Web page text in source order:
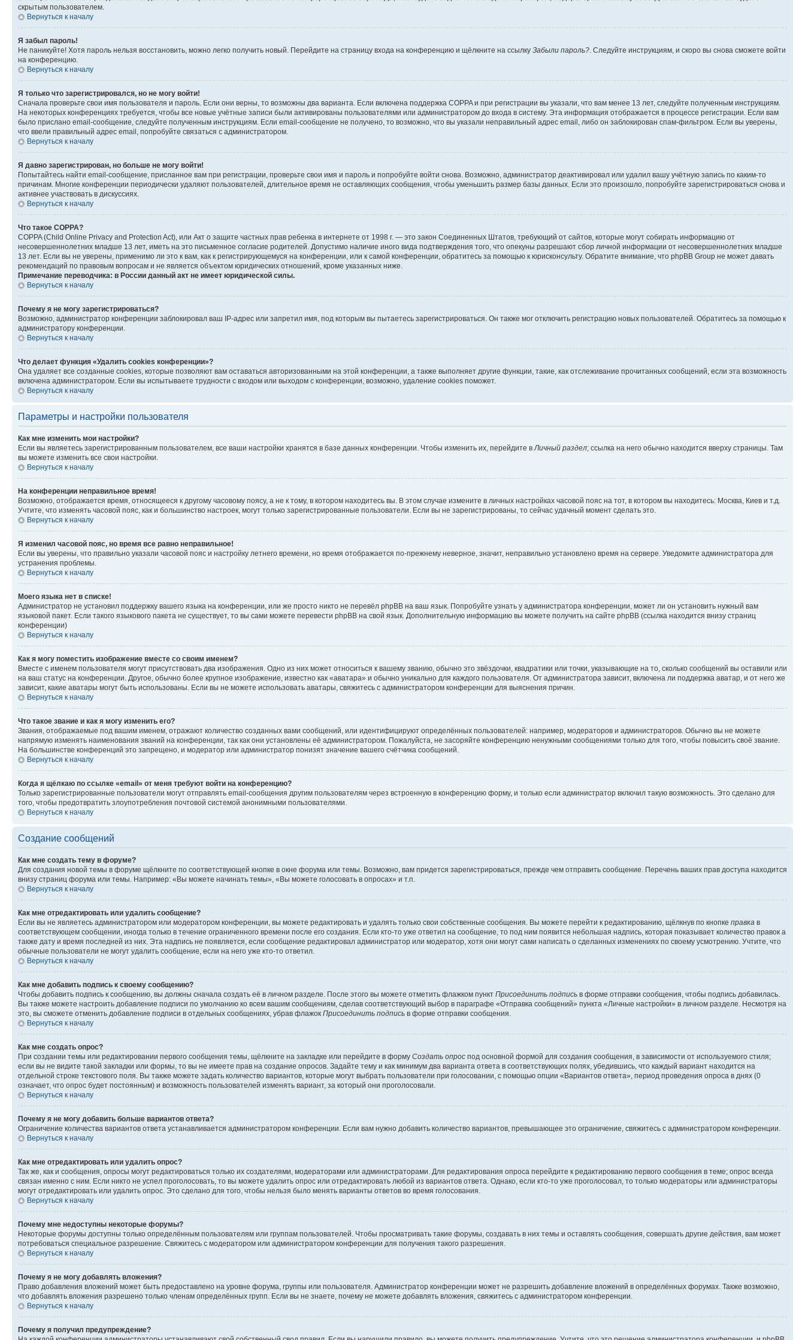
скрытым пользователем.
Вернуться к началу
Я забыл пароль!
Не паникуйте! Хотя пароль нельзя восстановить, можно легко получить новый. Перейдите на страницу входа на конференцию и щёлкните на ссылку Забыли пароль? . Следуйте инструкциям, и скоро вы снова сможете войти
на конференцию.
Вернуться к началу
Я только что зарегистрировался, но не могу войти!
Сначала проверьте свои имя пользователя и пароль. Если они верны, то возможны два варианта. Если включена поддержка COPPA и при регистрации вы указали, что вам менее 13 лет, следуйте полученным инструкциям.
На некоторых конференциях требуется, чтобы все новые учётные записи были активированы пользователями или администратором до входа в систему. Эта информация отображается в процессе регистрации. Если вам
было прислано email-сообщение, следуйте полученным инструкциям. Если email-сообщение не получено, то возможно, что вы указали неправильный адрес email, либо он заблокирован спам-фильтром. Если вы уверены,
что ввели правильный адрес email, попробуйте связаться с администратором.
Вернуться к началу
Я давно зарегистрирован, но больше не могу войти!
Попытайтесь найти email-сообщение, присланное вам при регистрации, проверьте свои имя и пароль и попробуйте войти снова. Возможно, администратор деактивировал или удалил вашу учётную запись по каким-то
причинам. Многие конференции периодически удаляют пользователей, длительное время не оставляющих сообщения, чтобы уменьшить размер базы данных. Если это произошло, попробуйте зарегистрироваться снова и
активнее участвовать в дискуссиях.
Вернуться к началу
Что такое COPPA?
COPPA (Child Online Privacy and Protection Act), или Акт о защите частных прав ребенка в интернете от 1998 г. — это закон Соединенных Штатов, требующий от сайтов, которые могут собирать информацию от
несовершеннолетних младше 13 лет, иметь на это письменное согласие родителей. Допустимо наличие иного вида подтверждения того, что опекуны разрешают сбор личной информации от несовершеннолетних младше
13 лет. Если вы не уверены, применимо ли это к вам, как к регистрирующемуся на конференции, или к самой конференции, обратитесь за помощью к юрисконсульту. Обратите внимание, что phpBB Group не может давать
рекомендаций по правовым вопросам и не является объектом юридических отношений, кроме указанных ниже.
Примечание переводчика: в России данный акт не имеет юридической силы.
Вернуться к началу
Почему я не могу зарегистрироваться?
Возможно, администратор конференции заблокировал ваш IP-адрес или запретил имя, под которым вы пытаетесь зарегистрироваться. Он также мог отключить регистрацию новых пользователей. Обратитесь за помощью к
администратору конференции.
Вернуться к началу
Что делает функция «Удалить cookies конференции»?
Она удаляет все созданные cookies, которые позволяют вам оставаться авторизованными на этой конференции, а также выполняет другие функции, такие, как отслеживание прочитанных сообщений, если эта возможность
включена администратором. Если вы испытываете трудности с входом или выходом с конференции, возможно, удаление cookies поможет.
Вернуться к началу
Параметры и настройки пользователя
Как мне изменить мои настройки?
Если вы являетесь зарегистрированным пользователем, все ваши настройки хранятся в базе данных конференции. Чтобы изменить их, перейдите в Личный раздел; ссылка на него обычно находится вверху страницы. Там
вы можете изменить все свои настройки.
Вернуться к началу
На конференции неправильное время!
Возможно, отображается время, относящееся к другому часовому поясу, а не к тому, в котором находитесь вы. В этом случае измените в личных настройках часовой пояс на тот, в котором вы находитесь: Москва, Киев и т.д.
Учтите, что изменять часовой пояс, как и большинство настроек, могут только зарегистрированные пользователи. Если вы не зарегистрированы, то сейчас удачный момент сделать это.
Вернуться к началу
Я изменил часовой пояс, но время все равно неправильное!
Если вы уверены, что правильно указали часовой пояс и настройку летнего времени, но время отображается по-прежнему неверное, значит, неправильно установлено время на сервере. Уведомите администратора для
устранения проблемы.
Вернуться к началу
Моего языка нет в списке!
Администратор не установил поддержку вашего языка на конференции, или же просто никто не перевёл phpBB на ваш язык. Попробуйте узнать у администратора конференции, может ли он установить нужный вам
языковой пакет. Если такого языкового пакета не существует, то вы сами можете перевести phpBB на свой язык. Дополнительную информацию вы можете получить на сайте phpBB (ссылка находится внизу страниц
конференции)
Вернуться к началу
Как я могу поместить изображение вместе со своим именем?
Вместе с именем пользователя могут присутствовать два изображения. Одно из них может относиться к вашему званию, обычно это звёздочки, квадратики или точки, указывающие на то, сколько сообщений вы оставили или
на ваш статус на конференции. Другое, обычно более крупное изображение, известно как «аватара» и обычно уникально для каждого пользователя. От администратора зависит, включена ли поддержка аватар, и от него же
зависит, какие аватары могут быть использованы. Если вы не можете использовать аватары, свяжитесь с администратором конференции для выяснения причин.
Вернуться к началу
Что такое звание и как я могу изменить его?
Звания, отображаемые под вашим именем, отражают количество созданных вами сообщений, или идентифицируют определённых пользователей: например, модераторов и администраторов. Обычно вы не можете
напрямую изменять наименования званий на конференции, так как они установлены её администратором. Пожалуйста, не засоряйте конференцию ненужными сообщениями только для того, чтобы повысить своё звание.
На большинстве конференций это запрещено, и модератор или администратор понизят значение вашего счётчика сообщений.
Вернуться к началу
Когда я щёлкаю по ссылке «email» от меня требуют войти на конференцию?
Только зарегистрированные пользователи могут отправлять email-сообщения другим пользователям через встроенную в конференцию форму, и только если администратор включил такую возможность. Это сделано для
того, чтобы предотвратить злоупотребления почтовой системой анонимными пользователями.
Вернуться к началу
Создание сообщений
Как мне создать тему в форуме?
Для создания новой темы в форуме щёлкните по соответствующей кнопке в окне форума или темы. Возможно, вам придется зарегистрироваться, прежде чем отправить сообщение. Перечень ваших прав доступа находится
внизу страниц форума или темы. Например: «Вы можете начинать темы», «Вы можете голосовать в опросах» и т.п.
Вернуться к началу
Как мне отредактировать или удалить сообщение?
Если вы не являетесь администратором или модератором конференции, вы можете редактировать и удалять только свои собственные сообщения. Вы можете перейти к редактированию, щёлкнув по кнопке правка в
соответствующем сообщении, иногда только в течение ограниченного времени после его создания. Если кто-то уже ответил на сообщение, то под ним появится небольшая надпись, которая показывает количество правок а
также дату и время последней из них. Эта надпись не появляется, если сообщение редактировал администратор или модератор, хотя они могут сами написать о сделанных изменениях по своему усмотрению. Учтите, что
обычные пользователи не могут удалить сообщение, если на него уже кто-то ответил.
Вернуться к началу
Как мне добавить подпись к своему сообщению?
Чтобы добавить подпись к сообщению, вы должны сначала создать её в личном разделе. После этого вы можете отметить флажком пункт Присоединить подпись в форме отправки сообщения, чтобы подпись добавилась.
Вы также можете настроить добавление подписи по умолчанию ко всем вашим сообщениям, сделав соответствующий выбор в параграфе «Отправка сообщений» пункта «Личные настройки» в личном разделе. Несмотря на
это, вы сможете отменить добавление подписи в отдельных сообщениях, убрав флажок Присоединить подпись в форме отправки сообщения.
Вернуться к началу
Как мне создать опрос?
При создании темы или редактировании первого сообщения темы, щёлкните на закладке или перейдите в форму Создать опрос под основной формой для создания сообщения, в зависимости от используемого стиля;
если вы не видите такой закладки или формы, то вы не имеете прав на создание опросов. Задайте тему и как минимум два варианта ответа в соответствующих полях, убедившись, что каждый вариант находится на
отдельной строке текстового поля. Вы также можете задать количество вариантов, которые могут выбрать пользователи при голосовании, с помощью опции «Вариантов ответа», период проведения опроса в днях (0
означает, что опрос будет постоянным) и возможность пользователей изменять вариант, за который они проголосовали.
Вернуться к началу
Почему я не могу добавить больше вариантов ответа?
Ограничение количества вариантов ответа устанавливается администратором конференции. Если вам нужно добавить количество вариантов, превышающее это ограничение, свяжитесь с администратором конференции.
Вернуться к началу
Как мне отредактировать или удалить опрос?
Так же, как и сообщения, опросы могут редактироваться только их создателями, модераторами или администраторами. Для редактирования опроса перейдите к редактированию первого сообщения в теме; опрос всегда
связан именно с ним. Если никто не успел проголосовать, то вы можете удалить опрос или отредактировать любой из вариантов ответа. Однако, если кто-то уже проголосовал, то только модераторы или администраторы
могут отредактировать или удалить опрос. Это сделано для того, чтобы нельзя было менять варианты ответов во время голосования.
Вернуться к началу
Почему мне недоступны некоторые форумы?
Некоторые форумы доступны только определённым пользователям или группам пользователей. Чтобы просматривать такие форумы, создавать в них темы и оставлять сообщения, совершать другие действия, вам может
потребоваться специальное разрешение. Свяжитесь с модератором или администратором конференции для получения такого разрешения.
Вернуться к началу
Почему я не могу добавлять вложения?
Право добавления вложений может быть предоставлено на уровне форума, группы или пользователя. Администратор конференции может не разрешить добавление вложений в определённых форумах. Также возможно,
что добавлять вложения разрешено только членам определённых групп. Если вы не знаете, почему не можете добавлять вложения, свяжитесь с администратором конференции.
Вернуться к началу
Почему я получил предупреждение?